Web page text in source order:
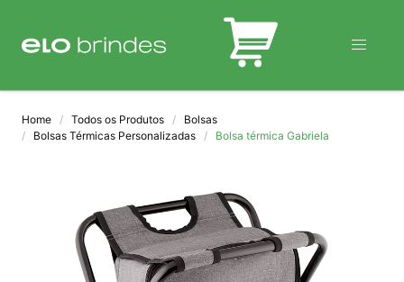
BLOG
Home Todos os Produtos
Bolsas
Bolsas Térmicas Personalizadas
Bolsa térmica Gabriela